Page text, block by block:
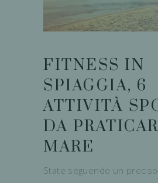
FITNESS IN
SPIAGGIA, 6
ATTIVITÀ
DA
MARE
State seguendo un